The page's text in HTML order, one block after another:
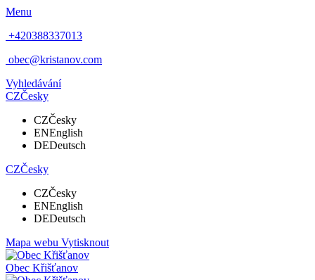
Menu
+420388337013
obec@kristanov.com
Vyhledávání
CZČesky
CZČesky
ENEnglish
DEDeutsch
CZČesky
CZČesky
ENEnglish
DEDeutsch
Mapa webu Vytisknout
Obec Křišťanov